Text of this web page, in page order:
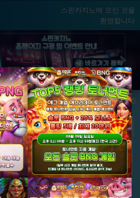
스핀카지노에 오신 것을
환영합니다
Next
★ 국내 최초,